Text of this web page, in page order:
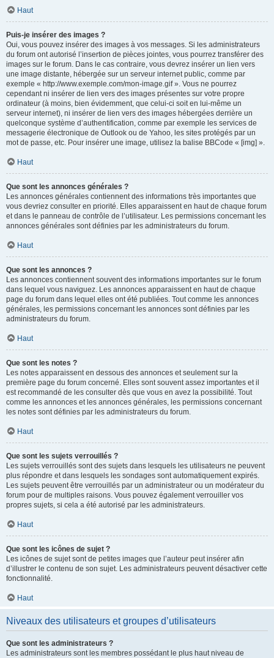
Haut
Puis-je insérer des images ?
Oui, vous pouvez insérer des images à vos messages. Si les administrateurs
du forum ont autorisé l’insertion de pièces jointes, vous pourrez transférer des
images sur le forum. Dans le cas contraire, vous devrez insérer un lien vers
une image distante, hébergée sur un serveur internet public, comme par
exemple « http://www.exemple.com/mon-image.gif ». Vous ne pourrez
cependant ni insérer de lien vers des images présentes sur votre propre
ordinateur (à moins, bien évidemment, que celui-ci soit en lui-même un
serveur internet), ni insérer de lien vers des images hébergées derrière un
quelconque système d’authentification, comme par exemple les services de
messagerie électronique de Outlook ou de Yahoo, les sites protégés par un
mot de passe, etc. Pour insérer une image, utilisez la balise BBCode « [img] ».
Haut
Que sont les annonces générales ?
Les annonces générales contiennent des informations très importantes que
vous devriez consulter en priorité. Elles apparaissent en haut de chaque forum
et dans le panneau de contrôle de l’utilisateur. Les permissions concernant les
annonces générales sont définies par les administrateurs du forum.
Haut
Que sont les annonces ?
Les annonces contiennent souvent des informations importantes sur le forum
dans lequel vous naviguez. Les annonces apparaissent en haut de chaque
page du forum dans lequel elles ont été publiées. Tout comme les annonces
générales, les permissions concernant les annonces sont définies par les
administrateurs du forum.
Haut
Que sont les notes ?
Les notes apparaissent en dessous des annonces et seulement sur la
première page du forum concerné. Elles sont souvent assez importantes et il
est recommandé de les consulter dès que vous en avez la possibilité. Tout
comme les annonces et les annonces générales, les permissions concernant
les notes sont définies par les administrateurs du forum.
Haut
Que sont les sujets verrouillés ?
Les sujets verrouillés sont des sujets dans lesquels les utilisateurs ne peuvent
plus répondre et dans lesquels les sondages sont automatiquement expirés.
Les sujets peuvent être verrouillés par un administrateur ou un modérateur du
forum pour de multiples raisons. Vous pouvez également verrouiller vos
propres sujets, si cela a été autorisé par les administrateurs.
Haut
Que sont les icônes de sujet ?
Les icônes de sujet sont de petites images que l’auteur peut insérer afin
d’illustrer le contenu de son sujet. Les administrateurs peuvent désactiver cette
fonctionnalité.
Haut
Niveaux des utilisateurs et groupes d’utilisateurs
Que sont les administrateurs ?
Les administrateurs sont les membres possédant le plus haut niveau de